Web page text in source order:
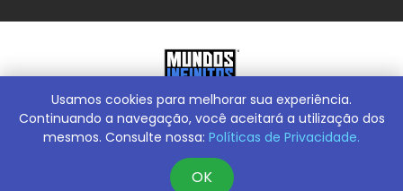
Mundos Infinitos - Publicações e Geek Store |ContentStuff
Publicações e Assinaturas Ltda. CNPJ - 05.859.917/0001-60.
Conheça nossa Loja Física:Rua Machado Bitencourt, 291 -
Usamos cookies para melhorar sua experiência.
Continuando a navegação, você aceitará a utilização dos
mesmos. Consulte nossa: Políticas de Privacidade.
OK